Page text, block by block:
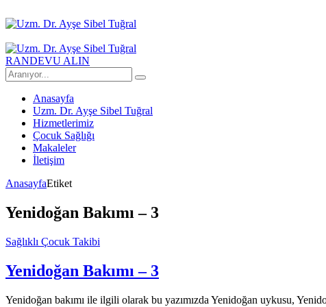
RANDEVU ALIN
Anasayfa
Uzm. Dr. Ayşe Sibel Tuğral
Hizmetlerimiz
Çocuk Sağlığı
Makaleler
İletişim
AnasayfaEtiket
Yenidoğan Bakımı – 3
Sağlıklı Çocuk Takibi
Yenidoğan Bakımı – 3
Yenidoğan bakımı ile ilgili olarak bu yazımızda Yenidoğan uykusu,